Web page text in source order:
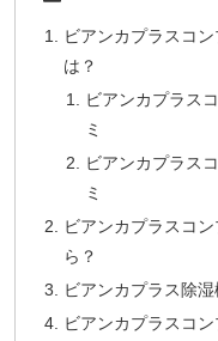
ビアンカプラスコ
は？
ビアンカプラス
ミ
ビアンカプラス
ミ
ビアンカプラスコ
ら？
ビアンカプラス除
ビアンカプラスコ